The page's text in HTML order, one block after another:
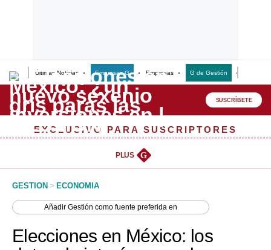
Últimas Noticias Empresas G Empresas G de Gestión
Lo último
Peru Quiosco
Management & Empleo
Perú
SUSCRÍBETE
EXCLUSIVO PARA SUSCRIPTORES
PLUS G
GESTION > ECONOMIA
AñadirGestión como fuente preferida en
Elecciones en México: los